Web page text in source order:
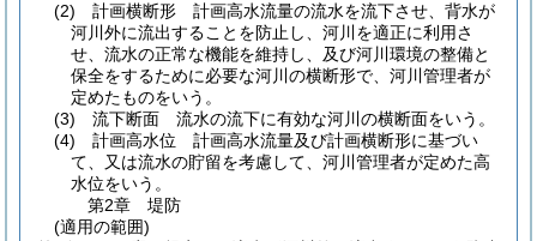
(2)
計画横断形 計画高水流量の流水を流下させ、背水が
河川外に流出することを防止し、河川を適正に利用さ
せ、流水の正常な機能を維持し、及び河川環境の整備と
保全をするために必要な河川の横断形で、河川管理者が
定めたものをいう。
(3)
流下断面 流水の流下に有効な河川の横断面をいう。
(4)
計画高水位 計画高水流量及び計画横断形に基づい
て、又は流水の貯留を考慮して、河川管理者が定めた高
水位をいう。
第2章
堤防
(適用の範囲)